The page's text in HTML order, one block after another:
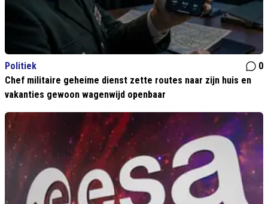
Politiek
0
Chef militaire geheime dienst zette routes naar zijn huis en
vakanties gewoon wagenwijd openbaar